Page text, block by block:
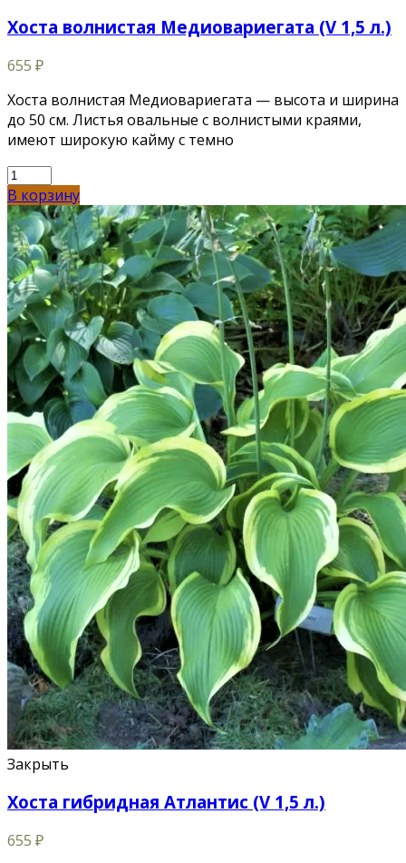
Хоста волнистая Медиовариегата (V 1,5 л.)
655 ₽
Хоста волнистая Медиовариегата — высота и ширина
до 50 см. Листья овальные с волнистыми краями,
имеют широкую кайму с темно
В корзину
Закрыть
Хоста гибридная Атлантис (V 1,5 л.)
655 ₽